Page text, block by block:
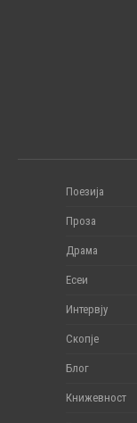
Поезија
Проза
Драма
Есеи
Интервју
Скопје
Блог
Книжевност